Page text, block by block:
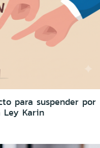
para suspender por
Ley Karin